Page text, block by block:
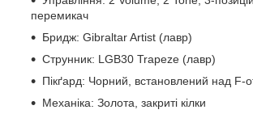
перемикач
Бридж: Gibraltar Artist (лавр)
Струнник: LGB30 Trapeze (лавр)
Пікґард: Чорний, встановлений над F-
Механіка: Золота, закриті кілки